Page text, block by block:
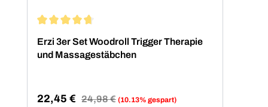
Erzi 3er Set Woodroll Trigger Therapie
und Massagestäbchen
22,45 € Regulärer Preis:
24,98 € (10.13% gespart)